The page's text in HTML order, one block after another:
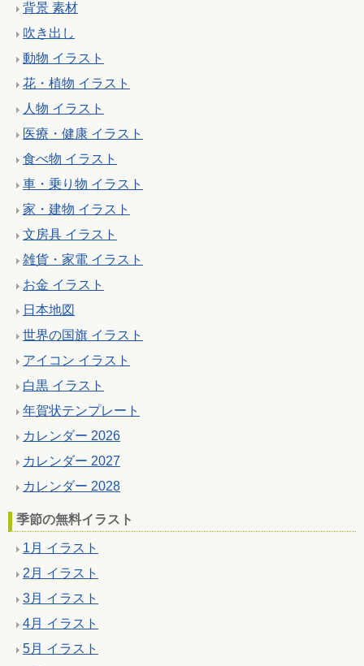
背景 素材
吹き出し
動物 イラスト
花・植物 イラスト
人物 イラスト
医療・健康 イラスト
食べ物 イラスト
車・乗り物 イラスト
家・建物 イラスト
文房具 イラスト
雑貨・家電 イラスト
お金 イラスト
日本地図
世界の国旗 イラスト
アイコン イラスト
白黒 イラスト
年賀状テンプレート
カレンダー 2026
カレンダー 2027
カレンダー 2028
季節の無料イラスト
1月 イラスト
2月 イラスト
3月 イラスト
4月 イラスト
5月 イラスト